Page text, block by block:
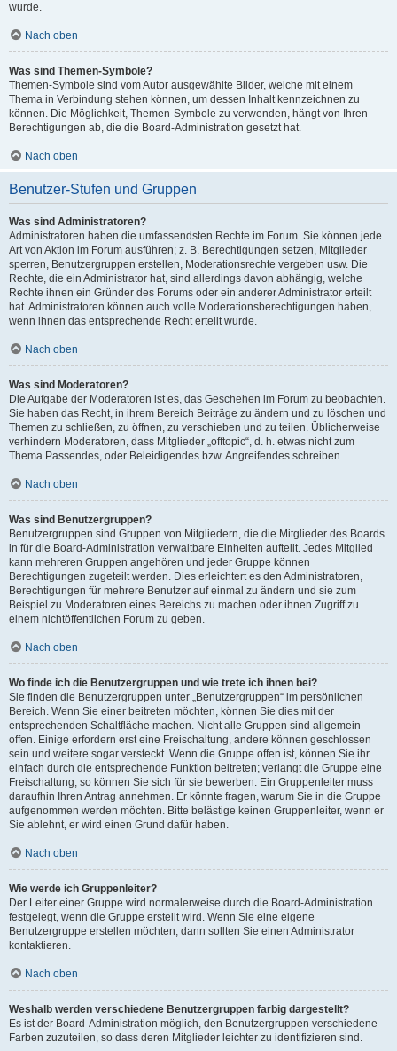
wurde.
Nach oben
Was sind Themen-Symbole?
Themen-Symbole sind vom Autor ausgewählte Bilder, welche mit einem
Thema in Verbindung stehen können, um dessen Inhalt kennzeichnen zu
können. Die Möglichkeit, Themen-Symbole zu verwenden, hängt von Ihren
Berechtigungen ab, die die Board-Administration gesetzt hat.
Nach oben
Benutzer-Stufen und Gruppen
Was sind Administratoren?
Administratoren haben die umfassendsten Rechte im Forum. Sie können jede
Art von Aktion im Forum ausführen; z. B. Berechtigungen setzen, Mitglieder
sperren, Benutzergruppen erstellen, Moderationsrechte vergeben usw. Die
Rechte, die ein Administrator hat, sind allerdings davon abhängig, welche
Rechte ihnen ein Gründer des Forums oder ein anderer Administrator erteilt
hat. Administratoren können auch volle Moderationsberechtigungen haben,
wenn ihnen das entsprechende Recht erteilt wurde.
Nach oben
Was sind Moderatoren?
Die Aufgabe der Moderatoren ist es, das Geschehen im Forum zu beobachten.
Sie haben das Recht, in ihrem Bereich Beiträge zu ändern und zu löschen und
Themen zu schließen, zu öffnen, zu verschieben und zu teilen. Üblicherweise
verhindern Moderatoren, dass Mitglieder „offtopic“, d. h. etwas nicht zum
Thema Passendes, oder Beleidigendes bzw. Angreifendes schreiben.
Nach oben
Was sind Benutzergruppen?
Benutzergruppen sind Gruppen von Mitgliedern, die die Mitglieder des Boards
in für die Board-Administration verwaltbare Einheiten aufteilt. Jedes Mitglied
kann mehreren Gruppen angehören und jeder Gruppe können
Berechtigungen zugeteilt werden. Dies erleichtert es den Administratoren,
Berechtigungen für mehrere Benutzer auf einmal zu ändern und sie zum
Beispiel zu Moderatoren eines Bereichs zu machen oder ihnen Zugriff zu
einem nichtöffentlichen Forum zu geben.
Nach oben
Wo finde ich die Benutzergruppen und wie trete ich ihnen bei?
Sie finden die Benutzergruppen unter „Benutzergruppen“ im persönlichen
Bereich. Wenn Sie einer beitreten möchten, können Sie dies mit der
entsprechenden Schaltfläche machen. Nicht alle Gruppen sind allgemein
offen. Einige erfordern erst eine Freischaltung, andere können geschlossen
sein und weitere sogar versteckt. Wenn die Gruppe offen ist, können Sie ihr
einfach durch die entsprechende Funktion beitreten; verlangt die Gruppe eine
Freischaltung, so können Sie sich für sie bewerben. Ein Gruppenleiter muss
daraufhin Ihren Antrag annehmen. Er könnte fragen, warum Sie in die Gruppe
aufgenommen werden möchten. Bitte belästige keinen Gruppenleiter, wenn er
Sie ablehnt, er wird einen Grund dafür haben.
Nach oben
Wie werde ich Gruppenleiter?
Der Leiter einer Gruppe wird normalerweise durch die Board-Administration
festgelegt, wenn die Gruppe erstellt wird. Wenn Sie eine eigene
Benutzergruppe erstellen möchten, dann sollten Sie einen Administrator
kontaktieren.
Nach oben
Weshalb werden verschiedene Benutzergruppen farbig dargestellt?
Es ist der Board-Administration möglich, den Benutzergruppen verschiedene
Farben zuzuteilen, so dass deren Mitglieder leichter zu identifizieren sind.